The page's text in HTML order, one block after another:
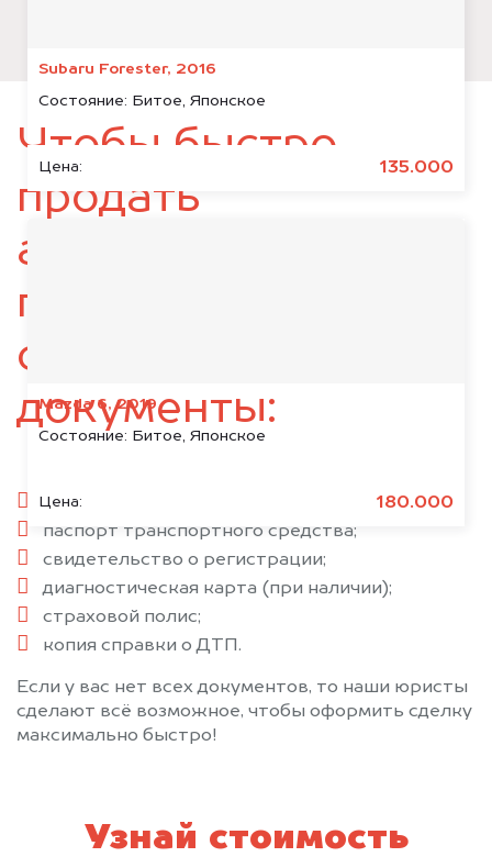
Subaru Forester, 2016
Состояние: Битое, Японское
Цена: 135.000
Mazda 6, 2019
Состояние: Битое, Японское
Цена: 180.000
Чтобы быстро
продать
автомобиль,
подготовьте
следующие
документы:
паспорт гражданина РФ;
паспорт транспортного средства;
свидетельство о регистрации;
диагностическая карта (при наличии);
страховой полис;
копия справки о ДТП.
Если у вас нет всех документов, то наши юристы
сделают всё возможное, чтобы оформить сделку
максимально быстро!
Узнай стоимость